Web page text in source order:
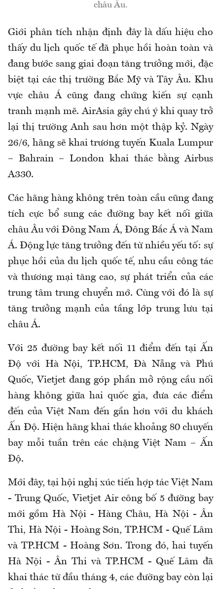
châu Âu.
Giới phân tích nhận định đây là dấu hiệu cho
thấy du lịch quốc tế đã phục hồi hoàn toàn và
đang bước sang giai đoạn tăng trưởng mới, đặc
biệt tại các thị trường Bắc Mỹ và Tây Âu. Khu
vực châu Á cũng đang chứng kiến sự cạnh
tranh mạnh mẽ. AirAsia gây chú ý khi quay trở
lại thị trường Anh sau hơn một thập kỷ. Ngày
26/6, hãng sẽ khai trương tuyến Kuala Lumpur
– Bahrain – London khai thác bằng Airbus
A330.
Các hãng hàng không trên toàn cầu cũng đang
tích cực bổ sung các đường bay kết nối giữa
châu Âu với Đông Nam Á, Đông Bắc Á và Nam
Á. Động lực tăng trưởng đến từ nhiều yếu tố: sự
phục hồi của du lịch quốc tế, nhu cầu công tác
và thương mại tăng cao, sự phát triển của các
trung tâm trung chuyển mớ. Cùng với đó là sự
tăng trưởng mạnh của tầng lớp trung lưu tại
châu Á.
Với 25 đường bay kết nối 11 điểm đến tại Ấn
Độ với Hà Nội, TP.HCM, Đà Nẵng và Phú
Quốc, Vietjet đang góp phần mở rộng cầu nối
hàng không giữa hai quốc gia, đưa các điểm
đến của Việt Nam đến gần hơn với du khách
Ấn Độ. Hiện hãng khai thác khoảng 80 chuyến
bay mỗi tuần trên các chặng Việt Nam – Ấn
Độ.
Mới đây, tại hội nghị xúc tiến hợp tác Việt Nam
- Trung Quốc, Vietjet Air công bố 5 đường bay
mới gồm Hà Nội - Hàng Châu, Hà Nội - Ân
Thi, Hà Nội - Hoàng Sơn, TP.HCM - Quế Lâm
và TP.HCM - Hoàng Sơn. Trong đó, hai tuyến
Hà Nội - Ân Thi và TP.HCM - Quế Lâm đã
khai thác từ đầu tháng 4, các đường bay còn lại